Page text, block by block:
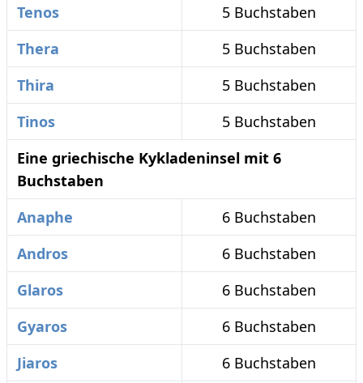
Tenos
5 Buchstaben
Thera
5 Buchstaben
Thira
5 Buchstaben
Tinos
5 Buchstaben
Eine griechische Kykladeninsel mit 6
Buchstaben
Anaphe
6 Buchstaben
Andros
6 Buchstaben
Glaros
6 Buchstaben
Gyaros
6 Buchstaben
Jiaros
6 Buchstaben